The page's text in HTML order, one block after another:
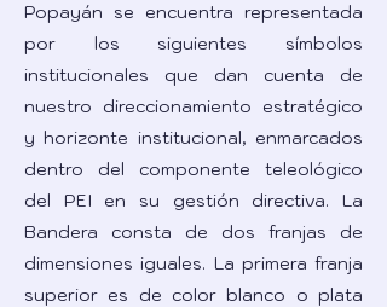
Popayán se encuentra representada
por los siguientes símbolos
institucionales que dan cuenta de
nuestro direccionamiento estratégico
y horizonte institucional, enmarcados
dentro del componente teleológico
del PEI en su gestión directiva. La
Bandera consta de dos franjas de
dimensiones iguales. La primera franja
superior es de color blanco o plata